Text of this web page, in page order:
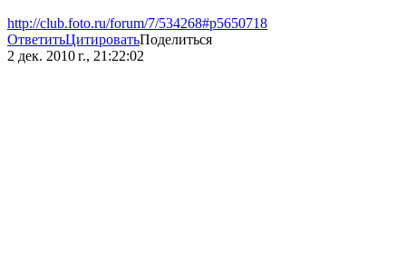
http://club.foto.ru/forum/7/534268#p5650718
ОтветитьЦитироватьПоделиться
2 дек. 2010 г., 21:22:02